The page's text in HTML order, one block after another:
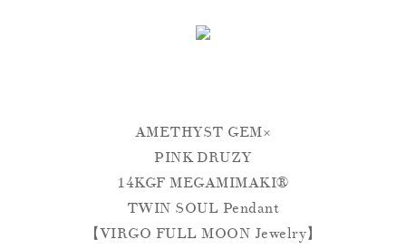
AMETHYST GEM×
PINK DRUZY
14KGF MEGAMIMAKI®︎
TWIN SOUL Pendant
【VIRGO FULL MOON Jewelry】